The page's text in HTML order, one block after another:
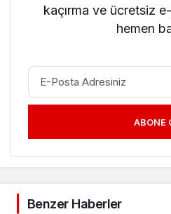
kaçırma ve ücretsiz
hemen
ABONE
Benzer Haberler